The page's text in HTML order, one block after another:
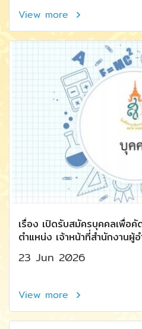
View more
เรื่อง เปิดรับสมัครบุคคลเพื่อคั
ตำแหน่ง เจ้าหน้าที่สำนักงานผู้
23 Jun 2026
View more